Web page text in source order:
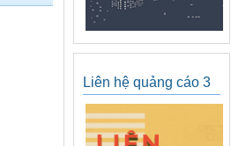
Liên hệ quảng cáo 3